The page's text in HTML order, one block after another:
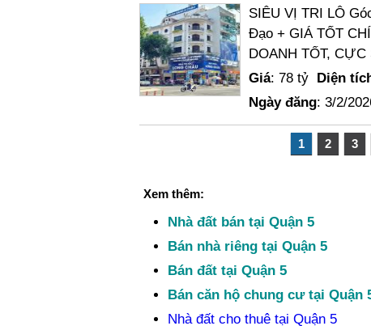
SIÊU VỊ TRI LÔ
Đạo + GIÁ TỐT
DOANH TỐT,
Giá: 78 tỷ Diện
Ngày đăng: 3/2/
1 2 3
Xem thêm:
Nhà đất bán tại Quận 5
Bán nhà riêng tại Quận 5
Bán đất tại Quận 5
Bán căn hộ chung cư tại Quận
Nhà đất cho thuê tại Quận 5